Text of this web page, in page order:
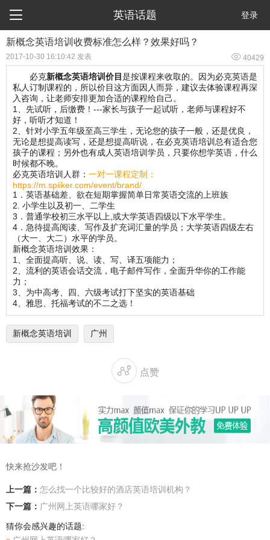
 英语话题 登录
新概念英语培训收费标准怎么样？效果好吗？
2017-10-30 16:10:42 发表  40429
必克新概念英语培训价目是按课程来收取的。因为必克英语是
私人订制课程的，所以价目这方面因人而异，建议去体验课程再深
入咨询，让老师安排更加合适的课程给自己。
1、先试听，后缴费！---家长与孩子一起试听，老师与课程好不
好，听听才知道！
2、针对小学五年级至高三学生，无论您的孩子一般，还是优良，
无论是想提高读写，还是想提高听说，在必克英语培训总有适合您
孩子的课程；另外也有成人英语培训学员，只要你想学英语，什么
时候都不晚。
必克英语培训人群： 一对一课程定制：
https://m.spiiker.com/event/brand/
1．英语基础差、欲在短期掌握简单日常英语交流的上班族
2. 小学生以及初一、二学生
3．普通学校初三水平以上,或大学英语四级以下水平学生。
4．急待提高阅读、写作及扩充词汇量的学员；大学英语四级左右
（大一、大二）水平的学员。
新概念英语培训效果：
1、全面提高听、说、读、写、译五项能力；
2、流利的英语会话交流，电子邮件写作，全面升华你的工作能
力；
3、为中高考、四、六级考试打下坚实的英语基础
4、雅思、托福考试的不二之选！
新概念英语培训 广州
 点赞
快来抢沙发吧！
上一篇： 怎么找一个比较好的酒店英语培训机构？
下一篇： 广州网上英语哪家好？
猜你会感兴趣的话题: